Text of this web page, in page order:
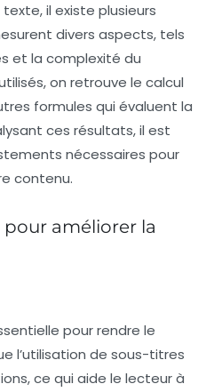
texte, il existe plusieurs
divers aspects, tels
et la complexité du
on retrouve le calcul
formules qui évaluent la
ces résultats, il est
nécessaires pour
contenu.
améliorer la
pour rendre le
l’utilisation de sous-titres
ce qui aide le lecteur à